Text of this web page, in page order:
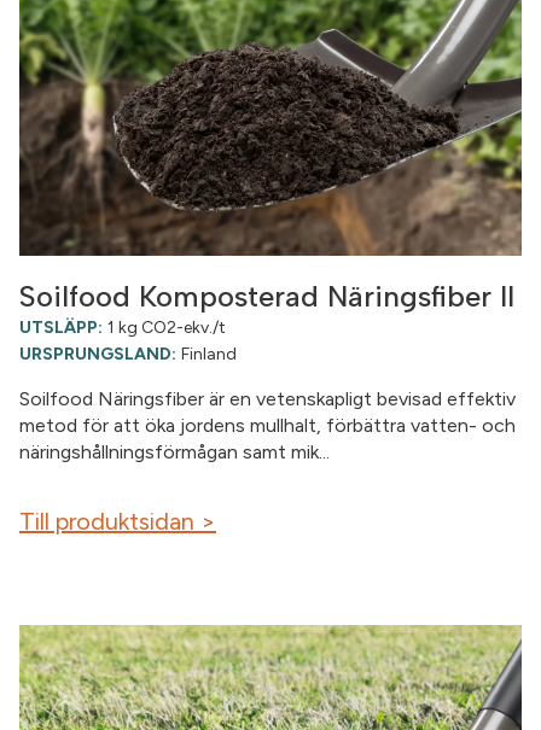
Soilfood Komposterad Näringsfiber II
UTSLÄPP: 1 kg CO2-ekv./t
URSPRUNGSLAND: Finland
Soilfood Näringsfiber är en vetenskapligt bevisad effektiv
metod för att öka jordens mullhalt, förbättra vatten- och
näringshållningsförmågan samt mik...
Till produktsidan >